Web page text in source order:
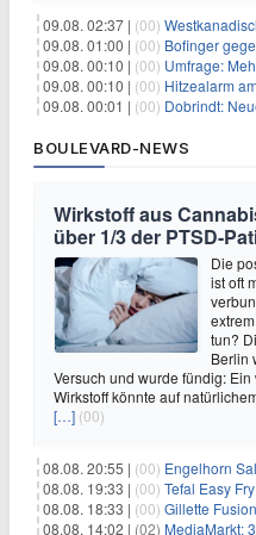
09.08. 02:37 | (00) Westkanadische
09.08. 01:00 | (00) Bofinger gegen
09.08. 00:10 | (00) Umfrage:
09.08. 00:10 | (00) Hitzealarm
09.08. 00:01 | (00) Dobrindt: Neues
BOULEVARD-NEWS
Wirkstoff aus
über 1/3 der PTSD-
Die
ist oft
tun?
Berlin
Versuch und wurde fündig:
Wirkstoff könnte auf
[…] (00)
08.08. 20:55 | (00) Engelhorn Sale:
08.08. 19:33 | (00) Tefal Easy Fry
08.08. 18:33 | (00) Gillette Fusion 5
08.08. 14:02 | (02) MediaMarkt: